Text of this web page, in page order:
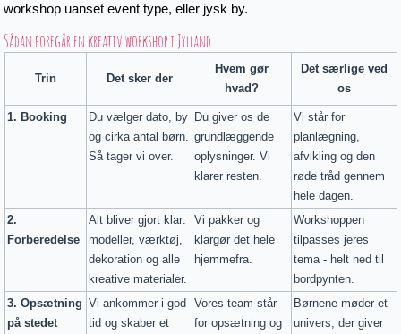
workshop uanset event type, eller jysk by.
Sådan foregår en kreativ workshop i Jylland
Trin Det sker der
Hvem gør
hvad?
Det særlige ved
os
1. Booking
Du vælger dato, by
og cirka antal børn.
Så tager vi over.
Du giver os de
grundlæggende
oplysninger. Vi
klarer resten.
Vi står for
planlægning,
afvikling og den
røde tråd gennem
hele dagen.
2.
Forberedelse
Alt bliver gjort klar:
modeller, værktøj,
dekoration og alle
kreative materialer.
Vi pakker og
klargør det hele
hjemmefra.
Workshoppen
tilpasses jeres
tema - helt ned til
bordpynten.
3. Opsætning
på stedet
Vi ankommer i god
tid og skaber et
Vores team står
for opsætning og
Børnene møder et
univers, der giver